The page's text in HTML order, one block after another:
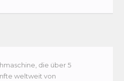
die über 5
weltweit von